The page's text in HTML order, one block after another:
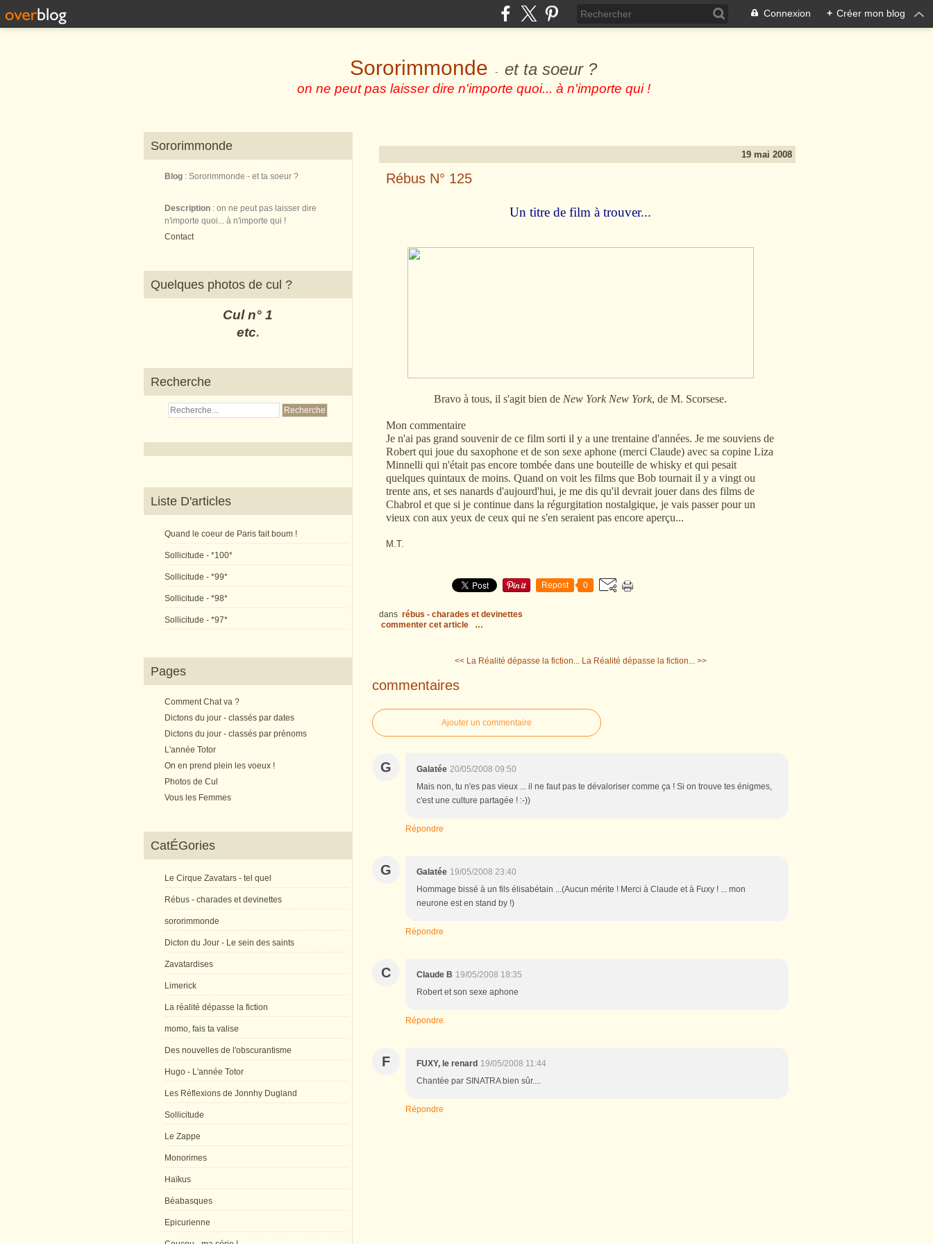
Connexion + Créer mon blog
Sororimmonde - et ta soeur ?
on ne peut pas laisser dire n'importe quoi... à n'importe qui !
Sororimmonde
Blog : Sororimmonde - et ta soeur ?
Description : on ne peut pas laisser dire
n'importe quoi... à n'importe qui !
Contact
Quelques photos de cul ?
Cul n° 1
etc.
Recherche
Liste D'articles
Quand le coeur de Paris fait boum !
Sollicitude - *100*
Sollicitude - *99*
Sollicitude - *98*
Sollicitude - *97*
Pages
Comment Chat va ?
Dictons du jour - classés par dates
Dictons du jour - classés par prénoms
L'année Totor
On en prend plein les voeux !
Photos de Cul
Vous les Femmes
CatÉGories
Le Cirque Zavatars - tel quel
Rébus - charades et devinettes
sororimmonde
Dicton du Jour - Le sein des saints
Zavatardises
Limerick
La réalité dépasse la fiction
momo, fais ta valise
Des nouvelles de l'obscurantisme
Hugo - L'année Totor
Les Réflexions de Jonnhy Dugland
Sollicitude
Le Zappe
Monorimes
Haïkus
Béabasques
Epicurienne
19 mai 2008
Rébus N° 125
Un titre de film à trouver...
Bravo à tous, il s'agit bien de New York New York, de M. Scorsese.
Mon commentaire
Je n'ai pas grand souvenir de ce film sorti il y a une trentaine d'années. Je me souviens de
Robert qui joue du saxophone et de son sexe aphone (merci Claude) avec sa copine Liza
Minnelli qui n'était pas encore tombée dans une bouteille de whisky et qui pesait
quelques quintaux de moins. Quand on voit les films que Bob tournait il y a vingt ou
trente ans, et ses nanards d'aujourd'hui, je me dis qu'il devrait jouer dans des films de
Chabrol et que si je continue dans la régurgitation nostalgique, je vais passer pour un
vieux con aux yeux de ceux qui ne s'en seraient pas encore aperçu...
M.T.
Repost 0
dans rébus - charades et devinettes
commenter cet article
…
<< La Réalité dépasse la fiction... La Réalité dépasse la fiction... >>
commentaires
Ajouter un commentaire
G Galatée 20/05/2008 09:50
Mais non, tu n'es pas vieux ... il ne faut pas te dévaloriser comme ça ! Si on trouve tes énigmes,
c'est une culture partagée ! :-))
Répondre
G Galatée 19/05/2008 23:40
Hommage bissé à un fils élisabétain ...(Aucun mérite ! Merci à Claude et à Fuxy ! ... mon
neurone est en stand by !)
Répondre
C Claude B 19/05/2008 18:35
Robert et son sexe aphone
Répondre
F FUXY, le renard 19/05/2008 11:44
Chantée par SINATRA bien sûr....
Répondre